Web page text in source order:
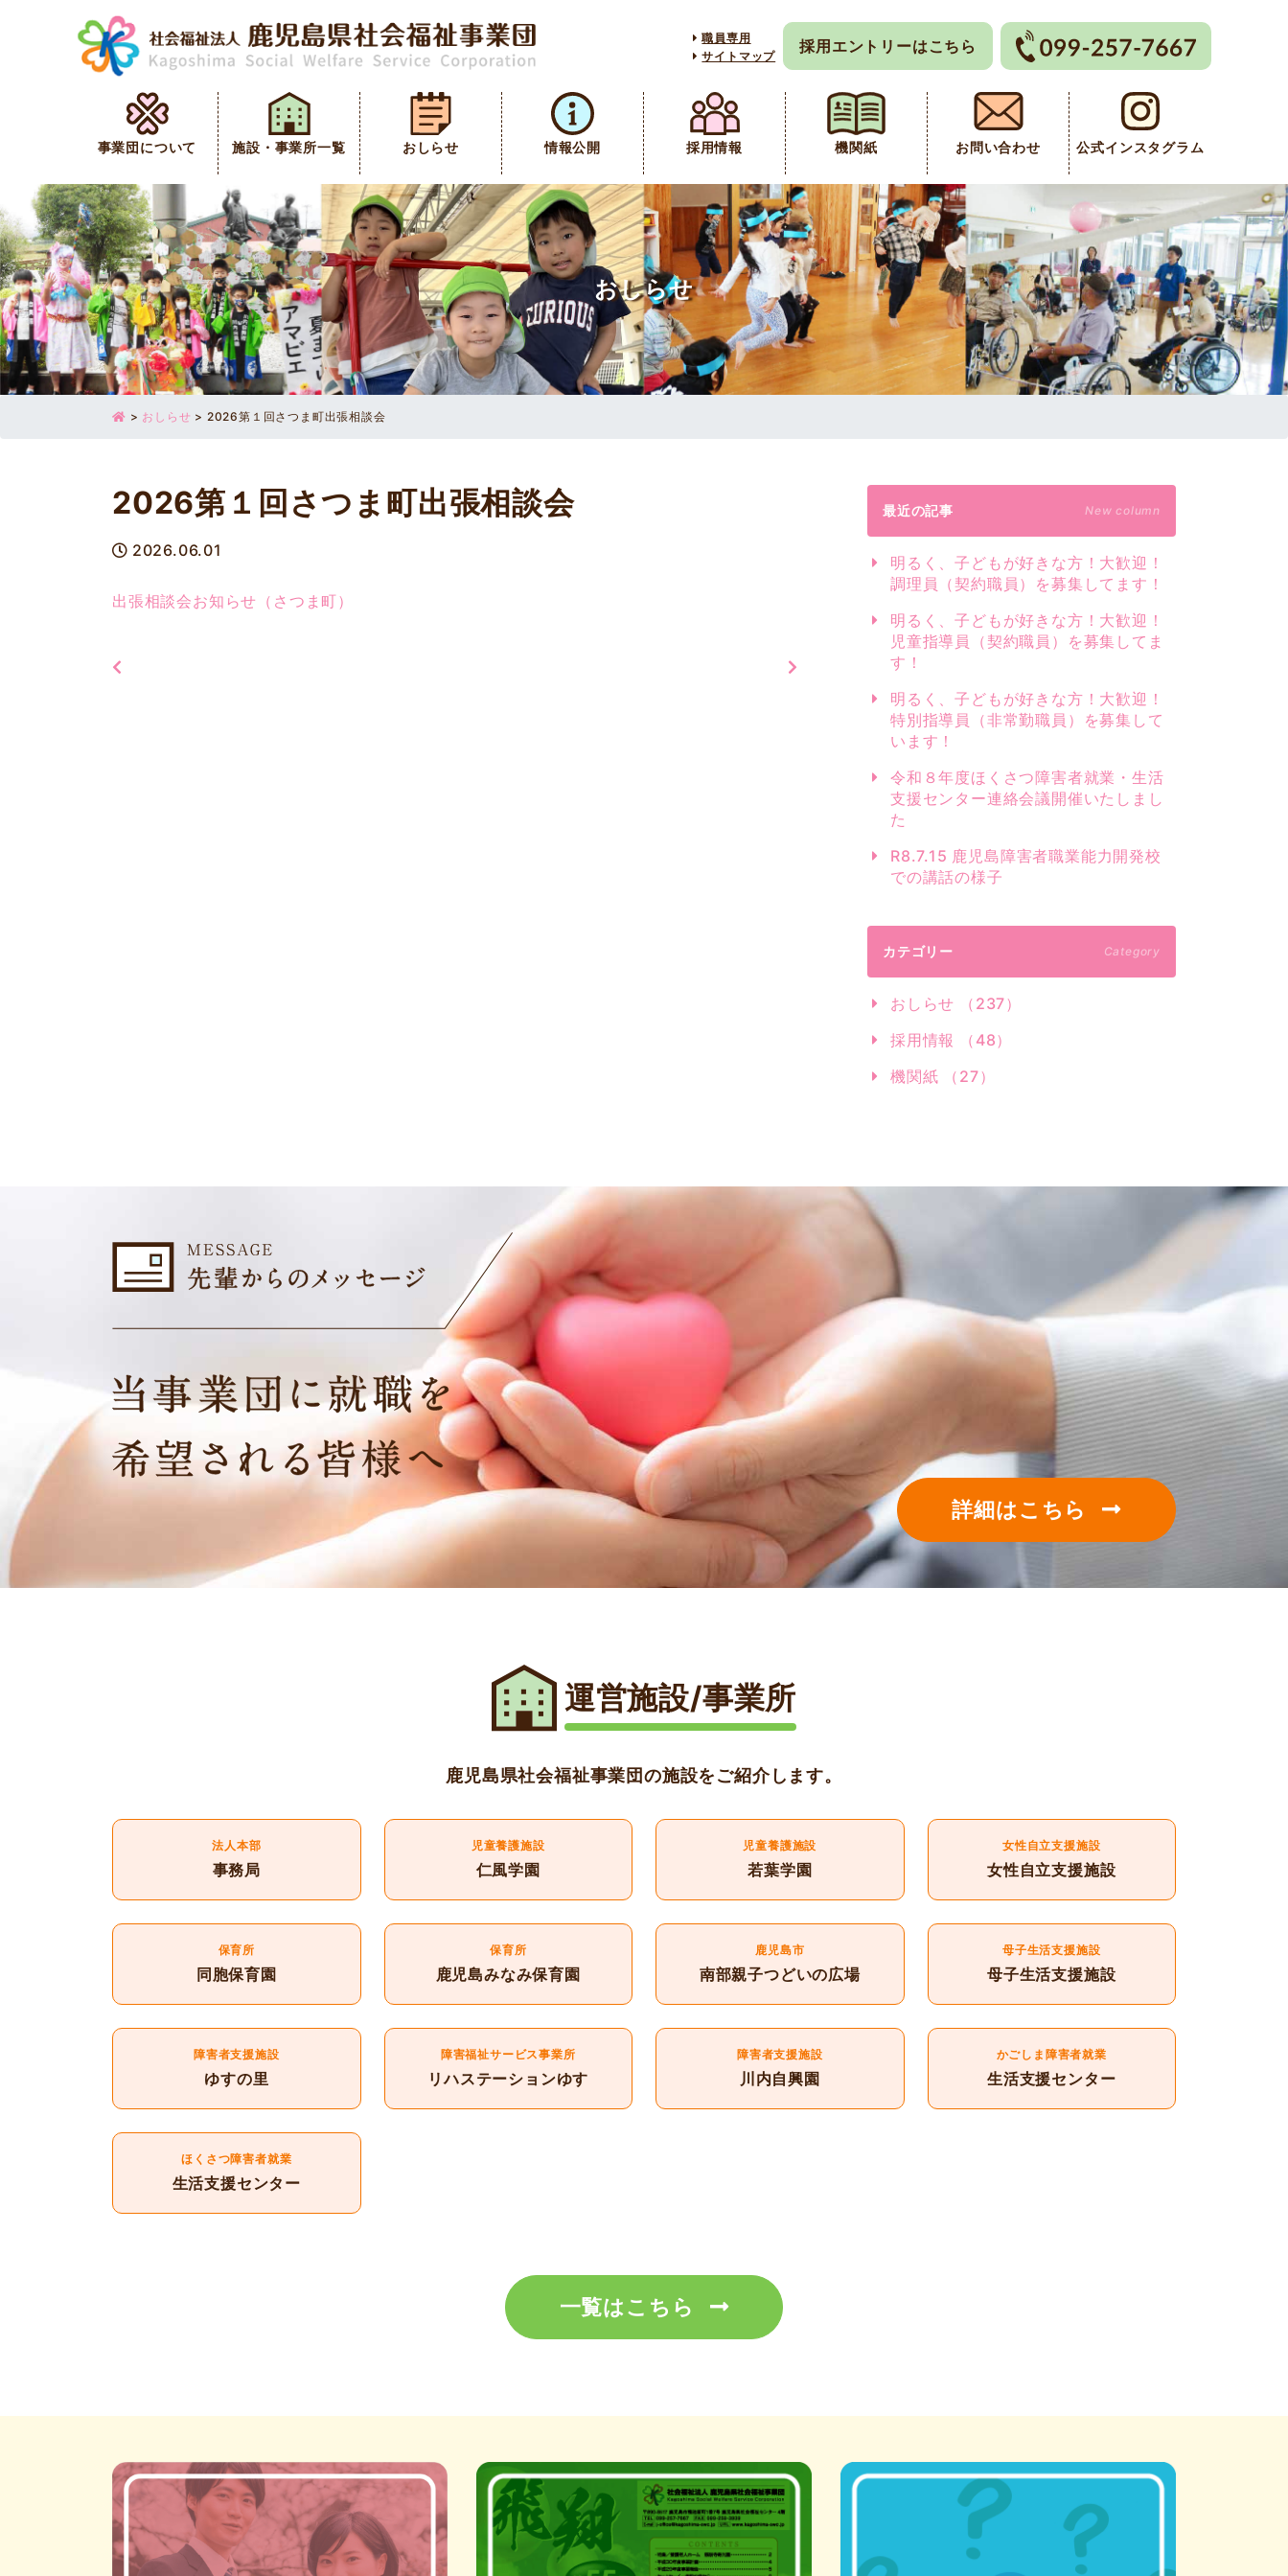
職員専用
サイトマップ
採用エントリーはこちら
事業団について 施設・事業所一覧 おしらせ 情報公開 採用情報 機関紙 お問い合わせ 公式インスタグラム
おしらせ
> おしらせ > 2026第１回さつま町出張相談会
2026第１回さつま町出張相談会
2026.06.01
出張相談会お知らせ（さつま町）
最近の記事 New column
明るく、子どもが好きな方！大歓迎！
調理員（契約職員）を募集してます！
明るく、子どもが好きな方！大歓迎！
児童指導員（契約職員）を募集してま
す！
明るく、子どもが好きな方！大歓迎！
特別指導員（非常勤職員）を募集して
います！
令和８年度ほくさつ障害者就業・生活
支援センター連絡会議開催いたしまし
た
R8.7.15 鹿児島障害者職業能力開発校
での講話の様子
カテゴリー Category
おしらせ （237）
採用情報 （48）
機関紙 （27）
詳細はこちら
運営施設/事業所
鹿児島県社会福祉事業団の施設をご紹介します。
法人本部
事務局
児童養護施設
仁風学園
児童養護施設
若葉学園
女性自立支援施設
女性自立支援施設
保育所
同胞保育園
保育所
鹿児島みなみ保育園
鹿児島市
南部親子つどいの広場
母子生活支援施設
母子生活支援施設
障害者支援施設
ゆすの里
障害福祉サービス事業所
リハステーションゆす
障害者支援施設
川内自興園
かごしま障害者就業
生活支援センター
ほくさつ障害者就業
生活支援センター
一覧はこちら